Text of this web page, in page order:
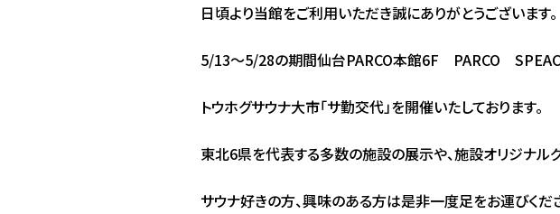
日頃より当館をご利用いただき誠にありがとうございます。
5/13～5/28の期間仙台PARCO本館6F PARCO
トウホグサウナ大市「サ勤交代」を開催いたしております。
東北6県を代表する多数の施設の展示や、施設オリジナル
サウナ好きの方、興味のある方は是非一度足をお運びくだ